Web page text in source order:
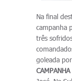
Na final
campanha
três
goleada